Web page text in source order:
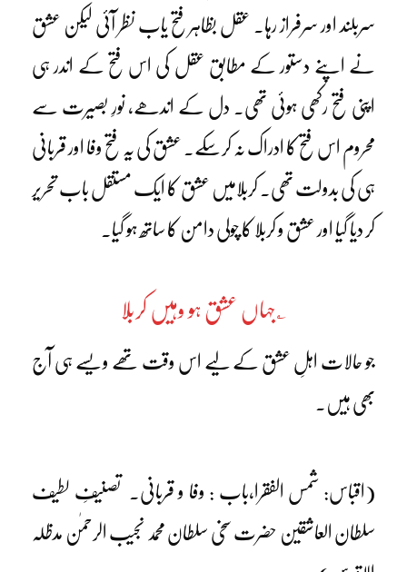
سربلند اور سرفراز رہا۔ عقل بظاہر فتح یاب نظر آئی لیکن عشق
نے اپنے دستور کے مطابق عقل کی اس فتح کے اندر ہی
اپنی فتح رکھی ہوئی تھی۔ دل کے اندھے، نورِ بصیرت سے
محروم اس فتح کا ادراک نہ کرسکے۔ عشق کی یہ فتح وفا اور قربانی
ہی کی بدولت تھی۔ کربلامیں عشق کا ایک مستقل باب تحریر
کر دیا گیا اور عشق و کربلا کا چولی دامن کا ساتھ ہو گیا۔
؎جہاں عشق ہو وہیں کربلا
جو حالات اہلِ عشق کے لیے اس وقت تھے ویسے ہی آج
بھی ہیں۔
(اقباس: شمس الفقرا،باب : وفا و قربانی۔ تصنیفِ لطیف
سلطان العاشقین حضرت سخی سلطان محمد نجیب الرحمٰن مدظلہ